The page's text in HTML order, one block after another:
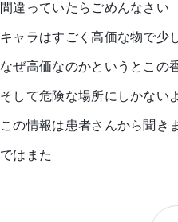
間違っていたらごめんなさい
キャラはすごく高価な物で少
なぜ高価なのかというとこの
そして危険な場所にしかない
この情報は患者さんから聞き
ではまた